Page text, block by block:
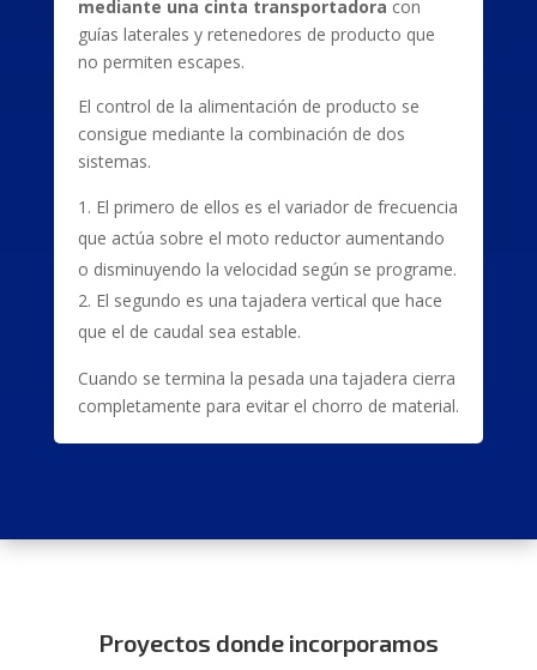
mediante una cinta transportadora con
guías laterales y retenedores de producto que
no permiten escapes.
El control de la alimentación de producto se
consigue mediante la combinación de dos
sistemas.
El primero de ellos es el variador de frecuencia
que actúa sobre el moto reductor aumentando
o disminuyendo la velocidad según se programe.
El segundo es una tajadera vertical que hace
que el de caudal sea estable.
Cuando se termina la pesada una tajadera cierra
completamente para evitar el chorro de material.
Proyectos donde incorporamos